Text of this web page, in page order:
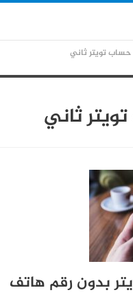
حساب تويتر ثاني
ثاني
بدون رقم هاتف